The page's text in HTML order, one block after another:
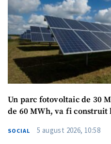
Un parc fotovoltaic de 30
de 60 MWh, va fi construit
SOCIAL 5 august 2026, 10:58